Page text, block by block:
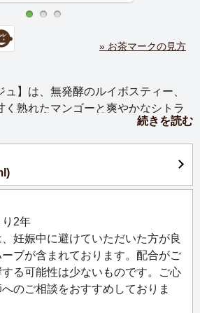
» お茶マークの見方
ュ】は、無発酵のルイボスティー、
く熟れたマンゴーと爽やかなシトラ
です。カフェインが含まれていない
、またお子様にもおすすめです。ミ
収されやすいので、暖房のきいた乾
でも水分補給にぴったり。「ジャル
、フランス語で「あまり手を加えら
」という意味。グリーンルイボステ
い味わいにちなんで、この名前がつ
続きを読む
2年
妊娠中に避けていただいた方が良
ブが含まれております。配合がご
る可能性は少ないものです。ご心
のご相談をおすすめしておりま